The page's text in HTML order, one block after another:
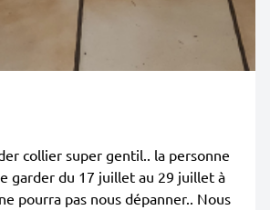
collier super gentil.. la personne
garder du 17 juillet au 29 juillet à
pourra pas nous dépanner.. Nous